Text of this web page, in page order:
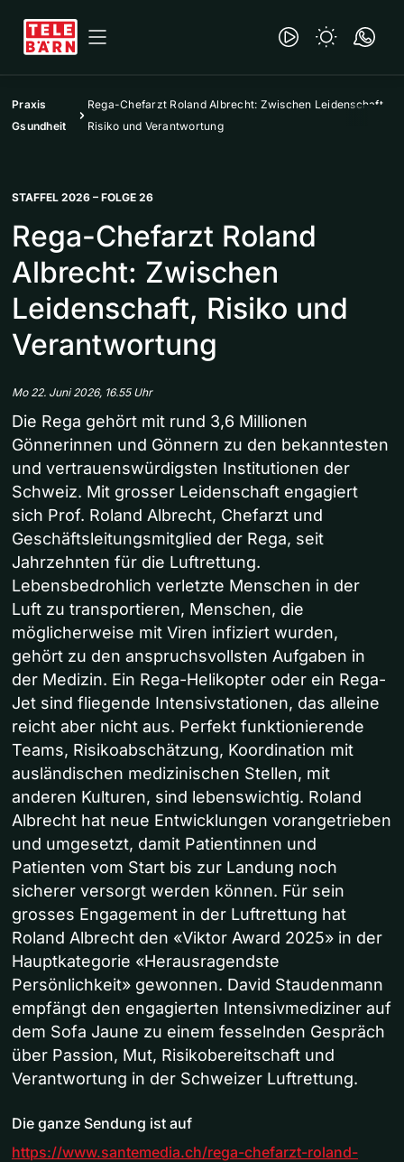
Praxis
Gsundheit
Rega-Chefarzt Roland Albrecht: Zwischen Leidenschaft,
Risiko und Verantwortung
STAFFEL 2026 – FOLGE 26
Rega-Chefarzt Roland
Albrecht: Zwischen
Leidenschaft, Risiko und
Verantwortung
Mo 22. Juni 2026, 16.55 Uhr
Die Rega gehört mit rund 3,6 Millionen
Gönnerinnen und Gönnern zu den bekanntesten
und vertrauenswürdigsten Institutionen der
Schweiz. Mit grosser Leidenschaft engagiert
sich Prof. Roland Albrecht, Chefarzt und
Geschäftsleitungsmitglied der Rega, seit
Jahrzehnten für die Luftrettung.
Lebensbedrohlich verletzte Menschen in der
Luft zu transportieren, Menschen, die
möglicherweise mit Viren infiziert wurden,
gehört zu den anspruchsvollsten Aufgaben in
der Medizin. Ein Rega-Helikopter oder ein Rega-
Jet sind fliegende Intensivstationen, das alleine
reicht aber nicht aus. Perfekt funktionierende
Teams, Risikoabschätzung, Koordination mit
ausländischen medizinischen Stellen, mit
anderen Kulturen, sind lebenswichtig. Roland
Albrecht hat neue Entwicklungen vorangetrieben
und umgesetzt, damit Patientinnen und
Patienten vom Start bis zur Landung noch
sicherer versorgt werden können. Für sein
grosses Engagement in der Luftrettung hat
Roland Albrecht den «Viktor Award 2025» in der
Hauptkategorie «Herausragendste
Persönlichkeit» gewonnen. David Staudenmann
empfängt den engagierten Intensivmediziner auf
dem Sofa Jaune zu einem fesselnden Gespräch
über Passion, Mut, Risikobereitschaft und
Verantwortung in der Schweizer Luftrettung.
Die ganze Sendung ist auf
https://www.santemedia.ch/rega-chefarzt-roland-